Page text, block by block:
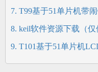
7. T99基于51单片机带
8. keil软件资源下载（仅
9. T101基于51单片机